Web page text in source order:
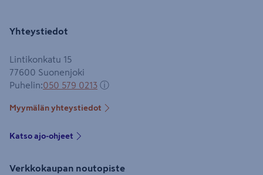
Yhteystiedot
Lintikonkatu 15
77600 Suonenjoki
Puhelin:050 579 0213 ⓘ
Myymälän yhteystiedot
Katso ajo-ohjeet
Verkkokaupan noutopiste